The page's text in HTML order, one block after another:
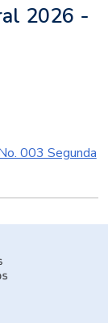
2026 -
003 Segunda